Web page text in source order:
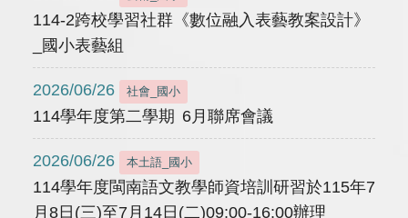
114-2跨校學習社群《數位融入表藝教案設計》
_國小表藝組
2026/06/26 社會_國小
114學年度第二學期 6月聯席會議
2026/06/26 本土語_國小
114學年度閩南語文教學師資培訓研習於115年7
月8日(三)至7月14日(二)09:00-16:00辦理